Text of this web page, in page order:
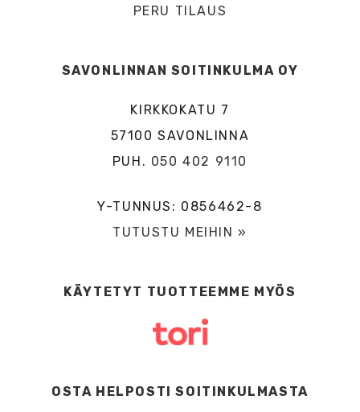
PERU TILAUS
SAVONLINNAN SOITINKULMA OY
KIRKKOKATU 7
57100 SAVONLINNA
PUH. 050 402 9110
Y-TUNNUS: 0856462-8
TUTUSTU MEIHIN »
KÄYTETYT TUOTTEEMME MYÖS
OSTA HELPOSTI SOITINKULMASTA